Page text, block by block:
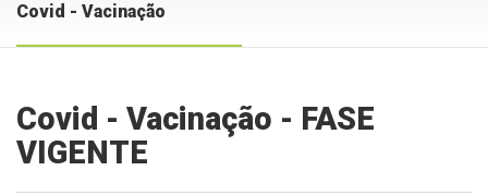
Covid - Vacinação
Covid - Vacinação - FASE
VIGENTE